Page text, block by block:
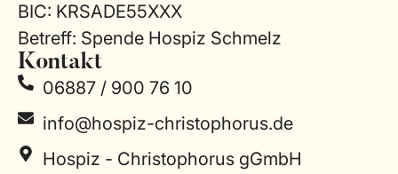
BIC: KRSADE55XXX
Betreff: Spende Hospiz Schmelz
Kontakt
06887 / 900 76 10
info@hospiz-christophorus.de
Hospiz - Christophorus gGmbH